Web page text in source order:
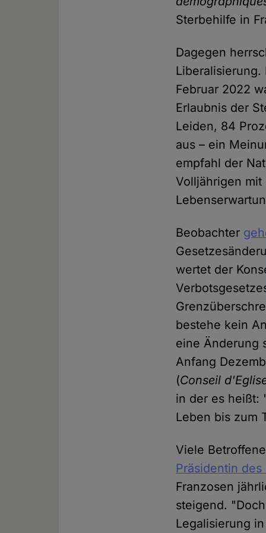
Sterbehilfe in
Dagegen
Februar 2022
Erlaubnis der
Leiden, 84
aus – ein
empfahl der
Volljährigen
Beobachter
wertet der
bestehe kein
eine Änderung
Anfang
(Conseil
in der es heißt:
Leben bis zum
Viele
Präsidentin
Franzosen
steigend.
Legalisierung